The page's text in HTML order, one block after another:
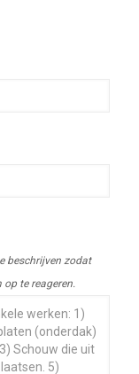
beschrijven zodat
te reageren.